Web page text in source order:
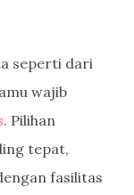
seperti dari
wajib
. Pilihan
tepat,
fasilitas